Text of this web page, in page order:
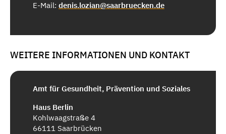
E-Mail: denis.lozian@saarbruecken.de
WEITERE INFORMATIONEN UND KONTAKT
Amt für Gesundheit, Prävention und Soziales
Haus Berlin
Kohlwaagstraße 4
66111 Saarbrücken